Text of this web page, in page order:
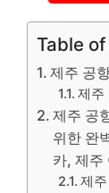
Table
제주 공
제주
제주 공
위한 완
카, 제주
제